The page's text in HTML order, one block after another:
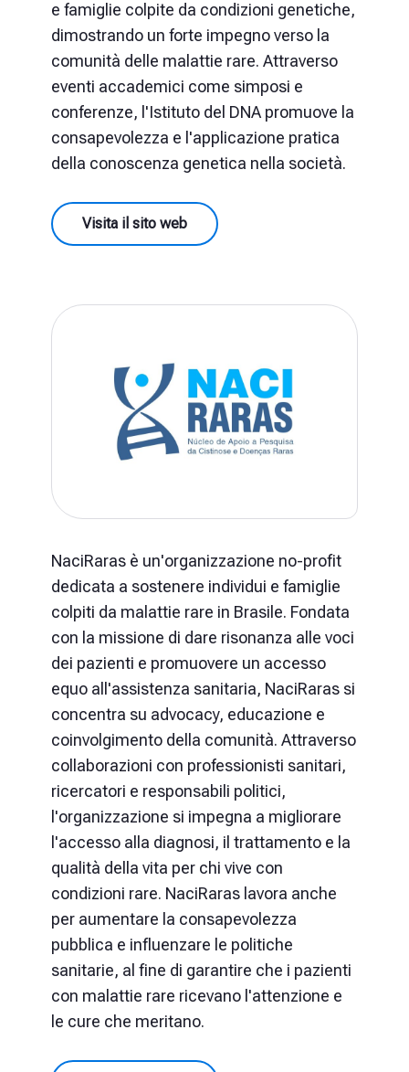
e famiglie colpite da condizioni genetiche,
dimostrando un forte impegno verso la
comunità delle malattie rare. Attraverso
eventi accademici come simposi e
conferenze, l'Istituto del DNA promuove la
consapevolezza e l'applicazione pratica
della conoscenza genetica nella società.
Visita il sito web
NaciRaras è un'organizzazione no-profit
dedicata a sostenere individui e famiglie
colpiti da malattie rare in Brasile. Fondata
con la missione di dare risonanza alle voci
dei pazienti e promuovere un accesso
equo all'assistenza sanitaria, NaciRaras si
concentra su advocacy, educazione e
coinvolgimento della comunità. Attraverso
collaborazioni con professionisti sanitari,
ricercatori e responsabili politici,
l'organizzazione si impegna a migliorare
l'accesso alla diagnosi, il trattamento e la
qualità della vita per chi vive con
condizioni rare. NaciRaras lavora anche
per aumentare la consapevolezza
pubblica e influenzare le politiche
sanitarie, al fine di garantire che i pazienti
con malattie rare ricevano l'attenzione e
le cure che meritano.